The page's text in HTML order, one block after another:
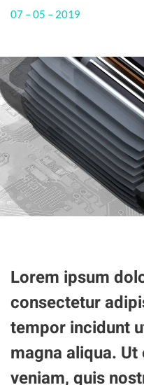
07 – 05 – 2019
Lorem ipsum
consectetur
tempor incidunt
magna aliqua.
veniam, quis